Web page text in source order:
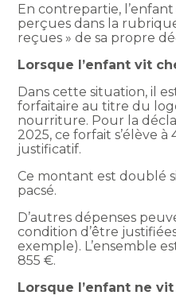
En contrepartie,
perçues dans la
reçues » de sa propre
Lorsque l’enfant vit
Dans cette situation, il
forfaitaire au titre du
nourriture. Pour la
2025, ce forfait s’élève
justificatif.
Ce montant est doublé
pacsé.
D’autres dépenses
condition d’être
exemple). L’ensemble
855 €.
Lorsque l’enfant ne